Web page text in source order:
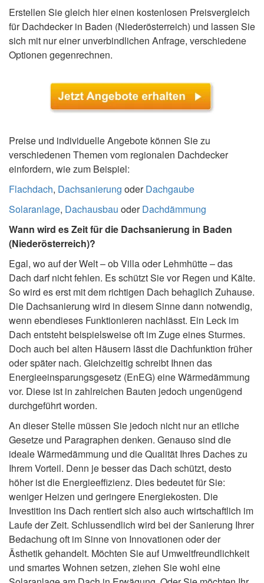
Erstellen Sie gleich hier einen kostenlosen Preisvergleich
für Dachdecker in Baden (Niederösterreich) und lassen Sie
sich mit nur einer unverbindlichen Anfrage, verschiedene
Optionen gegenrechnen.
Preise und individuelle Angebote können Sie zu
verschiedenen Themen vom regionalen Dachdecker
einfordern, wie zum Beispiel:
Flachdach, Dachsanierung oderDachgaube
Solaranlage, Dachausbau oderDachdämmung
Wann wird es Zeit für die Dachsanierung in Baden
(Niederösterreich)?
Egal, wo auf der Welt – ob Villa oder Lehmhütte – das
Dach darf nicht fehlen. Es schützt Sie vor Regen und Kälte.
So wird es erst mit dem richtigen Dach behaglich Zuhause.
Die Dachsanierung wird in diesem Sinne dann notwendig,
wenn ebendieses Funktionieren nachlässt. Ein Leck im
Dach entsteht beispielsweise oft im Zuge eines Sturmes.
Doch auch bei alten Häusern lässt die Dachfunktion früher
oder später nach. Gleichzeitig schreibt Ihnen das
Energieeinsparungsgesetz (EnEG) eine Wärmedämmung
vor. Diese ist in zahlreichen Bauten jedoch ungenügend
durchgeführt worden.
An dieser Stelle müssen Sie jedoch nicht nur an etliche
Gesetze und Paragraphen denken. Genauso sind die
ideale Wärmedämmung und die Qualität Ihres Daches zu
Ihrem Vorteil. Denn je besser das Dach schützt, desto
höher ist die Energieeffizienz. Dies bedeutet für Sie:
weniger Heizen und geringere Energiekosten. Die
Investition ins Dach rentiert sich also auch wirtschaftlich im
Laufe der Zeit. Schlussendlich wird bei der Sanierung Ihrer
Bedachung oft im Sinne von Innovationen oder der
Ästhetik gehandelt. Möchten Sie auf Umweltfreundlichkeit
und smartes Wohnen setzen, ziehen Sie wohl eine